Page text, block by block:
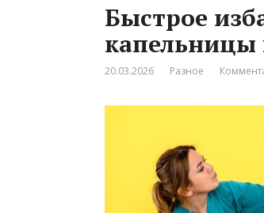
Быстрое
20.03.2026 Разное